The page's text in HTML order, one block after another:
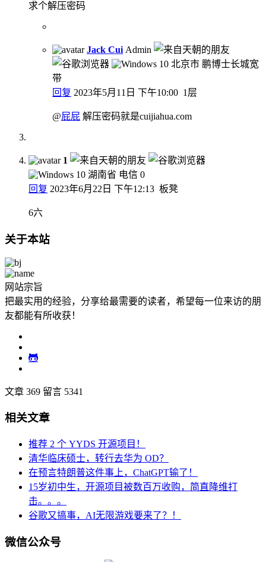
求个解压密码
Jack Cui Admin
北京市 鹏博士长城宽
带
回复 2023年5月11日 下午10:00 1层
@屁屁 解压密码就是cuijiahua.com
1
湖南省 电信 0
回复 2023年6月22日 下午12:13 板凳
6六
关于本站
网站宗旨
把最实用的经验，分享给最需要的读者，希望每一位来访的朋
友都能有所收获！
文章 369 留言 5341
相关文章
推荐 2 个 YYDS 开源项目！
清华临床硕士，转行去华为 OD？
在预言特朗普这件事上，ChatGPT输了！
15岁初中生，开源项目被数百万收购，简直降维打
击。。。
谷歌又搞事，AI无限游戏要来了？！
微信公众号